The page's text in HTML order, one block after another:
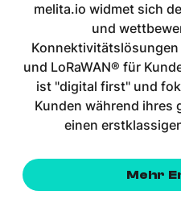
melita.io widmet sich
und
und LoRaWAN® für
ist "digital first" und
Kunden während ihres
einen
Mehr